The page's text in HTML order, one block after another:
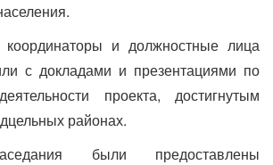
и должностные лица
с докладами и презентациями по
проекта, достигнутым
районах.
были предоставлены